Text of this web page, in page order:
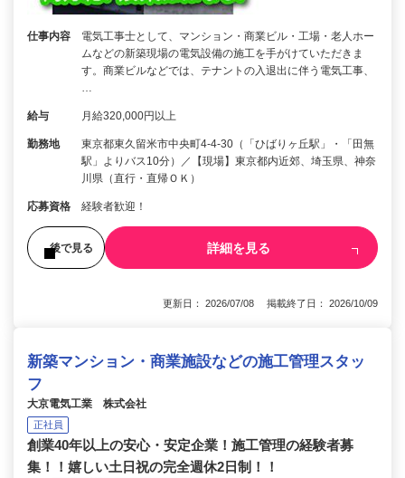
仕事内容
電気工事士として、マンション・商業ビル・工場・老人ホー
ムなどの新築現場の電気設備の施工を手がけていただきま
す。商業ビルなどでは、テナントの入退出に伴う電気工事、
…
給与 月給320,000円以上
勤務地
東京都東久留米市中央町4-4-30（「ひばりヶ丘駅」・「田無
駅」よりバス10分）／【現場】東京都内近郊、埼玉県、神奈
川県（直行・直帰ＯＫ）
応募資格 経験者歓迎！
後で見る 詳細を見る
更新日： 2026/07/08 掲載終了日： 2026/10/09
新築マンション・商業施設などの施工管理スタッ
フ
大京電気工業 株式会社
正社員
創業40年以上の安心・安定企業！施工管理の経験者募
集！！嬉しい土日祝の完全週休2日制！！